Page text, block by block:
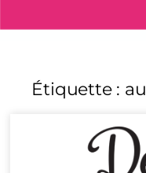
Étiquette :